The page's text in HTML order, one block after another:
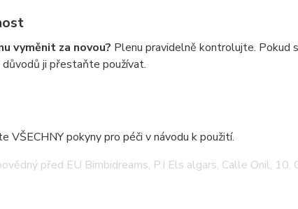
vyměnit za novou? Plenu pravidelně kontrolujte. Pokud
ji přestaňte používat.
VŠECHNY pokyny pro péči v návodu k použití.
před EU Bimbidreams, P.I Els algars, Calle Onil, 10,